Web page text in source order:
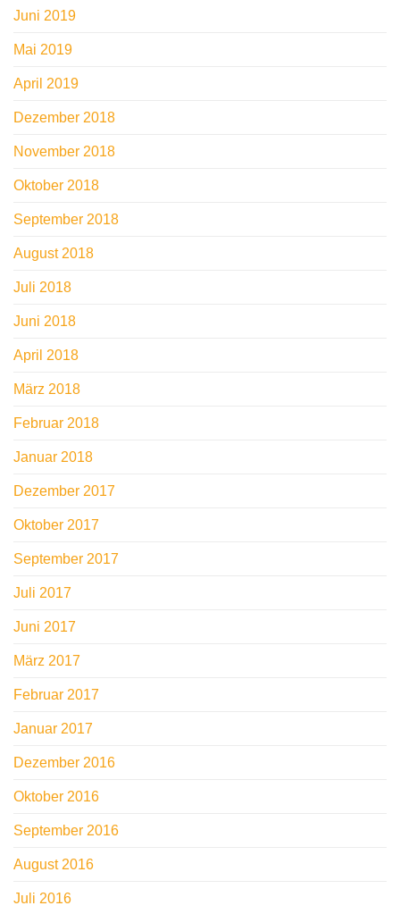
Juni 2019
Mai 2019
April 2019
Dezember 2018
November 2018
Oktober 2018
September 2018
August 2018
Juli 2018
Juni 2018
April 2018
März 2018
Februar 2018
Januar 2018
Dezember 2017
Oktober 2017
September 2017
Juli 2017
Juni 2017
März 2017
Februar 2017
Januar 2017
Dezember 2016
Oktober 2016
September 2016
August 2016
Juli 2016